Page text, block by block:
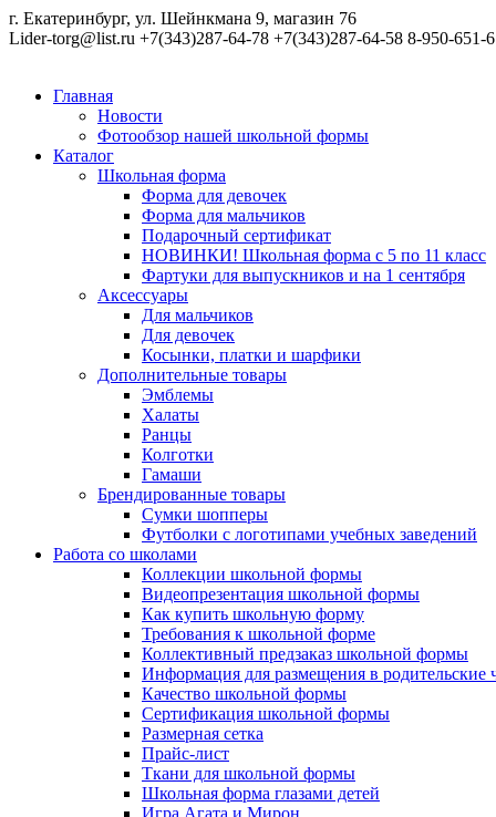
г. Екатеринбург, ул. Шейнкмана 9, магазин 76
Lider-torg@list.ru +7(343)287-64-78 +7(343)287-64-58 8-950-651-
Главная
Новости
Фотообзор нашей школьной формы
Каталог
Школьная форма
Форма для девочек
Форма для мальчиков
Подарочный сертификат
НОВИНКИ! Школьная форма с 5 по 11 класс
Фартуки для выпускников и на 1 сентября
Аксессуары
Для мальчиков
Для девочек
Косынки, платки и шарфики
Дополнительные товары
Эмблемы
Халаты
Ранцы
Колготки
Гамаши
Брендированные товары
Сумки шопперы
Футболки с логотипами учебных заведений
Работа со школами
Коллекции школьной формы
Видеопрезентация школьной формы
Как купить школьную форму
Требования к школьной форме
Коллективный предзаказ школьной формы
Информация для размещения в родительские
Качество школьной формы
Сертификация школьной формы
Размерная сетка
Прайс-лист
Ткани для школьной формы
Школьная форма глазами детей
Игра Агата и Мирон